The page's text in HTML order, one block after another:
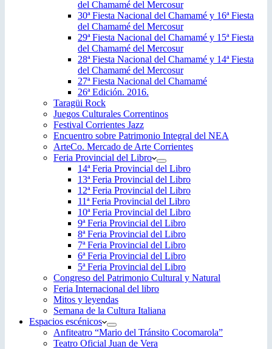
del Chamamé del Mercosur
30ª Fiesta Nacional del Chamamé y 16ª Fiesta
del Chamamé del Mercosur
29ª Fiesta Nacional del Chamamé y 15ª Fiesta
del Chamamé del Mercosur
28ª Fiesta Nacional del Chamamé y 14ª Fiesta
del Chamamé del Mercosur
27ª Fiesta Nacional del Chamamé
26ª Edición. 2016.
Taragüi Rock
Juegos Culturales Correntinos
Festival Corrientes Jazz
Encuentro sobre Patrimonio Integral del NEA
ArteCo. Mercado de Arte Corrientes
Feria Provincial del Libro
14ª Feria Provincial del Libro
13ª Feria Provincial del Libro
12ª Feria Provincial del Libro
11ª Feria Provincial del Libro
10ª Feria Provincial del Libro
9ª Feria Provincial del Libro
8ª Feria Provincial del Libro
7ª Feria Provincial del Libro
6ª Feria Provincial del Libro
5ª Feria Provincial del Libro
Congreso del Patrimonio Cultural y Natural
Feria Internacional del libro
Mitos y leyendas
Semana de la Cultura Italiana
Espacios escénicos
Anfiteatro “Mario del Tránsito Cocomarola”
Teatro Oficial Juan de Vera